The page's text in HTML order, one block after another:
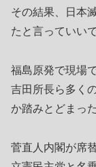
その結果、日本
たと言っていい
福島原発で現場
吉田所長ら多く
か踏みとどまっ
菅直人内閣が席